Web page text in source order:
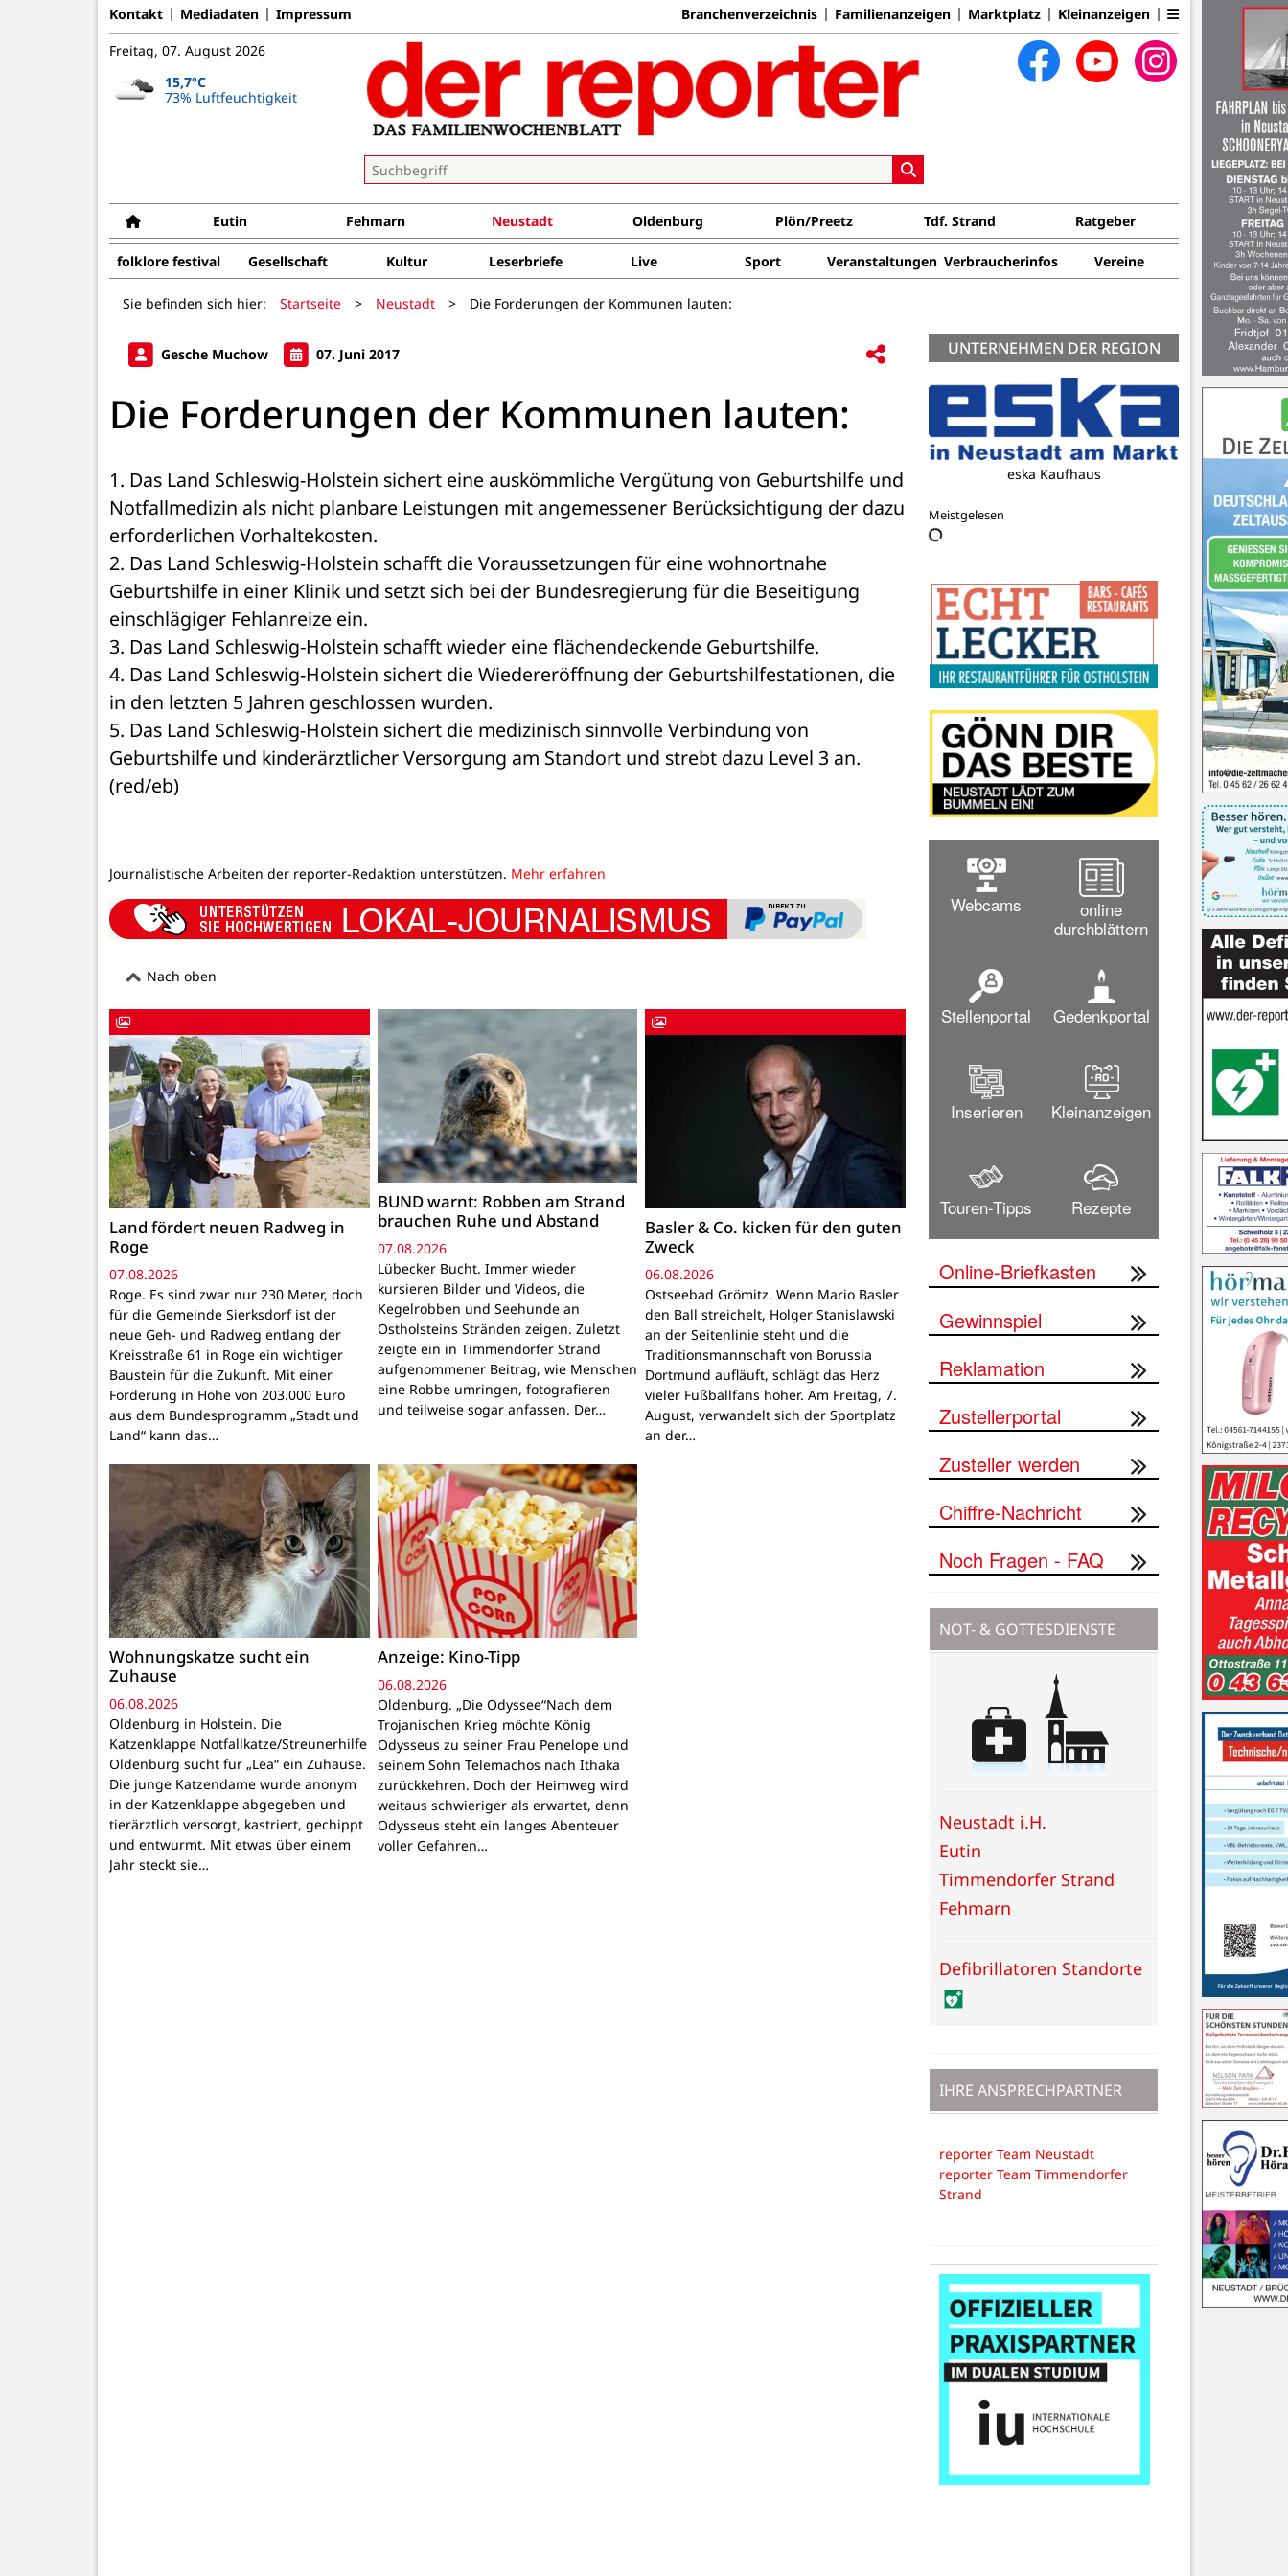
Kontakt Mediadaten Impressum Branchenverzeichnis Familienanzeigen Marktplatz Kleinanzeigen
Freitag, 07. August 2026
15,7°C
73% Luftfeuchtigkeit
Eutin Fehmarn Neustadt Oldenburg Plön/Preetz Tdf. Strand Ratgeber
folklore festival Gesellschaft Kultur Leserbriefe Live Sport Veranstaltungen Verbraucherinfos Vereine
Sie befinden sich hier: Startseite > Neustadt > Die Forderungen der Kommunen lauten:
Gesche Muchow 07. Juni 2017
Die Forderungen der Kommunen lauten:
1. Das Land Schleswig-Holstein sichert eine auskömmliche Vergütung von Geburtshilfe und
Notfallmedizin als nicht planbare Leistungen mit angemessener Berücksichtigung der dazu
erforderlichen Vorhaltekosten.
2. Das Land Schleswig-Holstein schafft die Voraussetzungen für eine wohnortnahe
Geburtshilfe in einer Klinik und setzt sich bei der Bundesregierung für die Beseitigung
einschlägiger Fehlanreize ein.
3. Das Land Schleswig-Holstein schafft wieder eine flächendeckende Geburtshilfe.
4. Das Land Schleswig-Holstein sichert die Wiedereröffnung der Geburtshilfestationen, die
in den letzten 5 Jahren geschlossen wurden.
5. Das Land Schleswig-Holstein sichert die medizinisch sinnvolle Verbindung von
Geburtshilfe und kinderärztlicher Versorgung am Standort und strebt dazu Level 3 an.
(red/eb)
Journalistische Arbeiten der reporter-Redaktion unterstützen. Mehr erfahren
Nach oben
Land fördert neuen Radweg in
Roge
07.08.2026
Roge. Es sind zwar nur 230 Meter, doch
für die Gemeinde Sierksdorf ist der
neue Geh- und Radweg entlang der
Kreisstraße 61 in Roge ein wichtiger
Baustein für die Zukunft. Mit einer
Förderung in Höhe von 203.000 Euro
aus dem Bundesprogramm „Stadt und
Land“ kann das…
BUND warnt: Robben am Strand
brauchen Ruhe und Abstand
07.08.2026
Lübecker Bucht. Immer wieder
kursieren Bilder und Videos, die
Kegelrobben und Seehunde an
Ostholsteins Stränden zeigen. Zuletzt
zeigte ein in Timmendorfer Strand
aufgenommener Beitrag, wie Menschen
eine Robbe umringen, fotografieren
und teilweise sogar anfassen. Der…
Basler & Co. kicken für den guten
Zweck
06.08.2026
Ostseebad Grömitz. Wenn Mario Basler
den Ball streichelt, Holger Stanislawski
an der Seitenlinie steht und die
Traditionsmannschaft von Borussia
Dortmund aufläuft, schlägt das Herz
vieler Fußballfans höher. Am Freitag, 7.
August, verwandelt sich der Sportplatz
an der…
Wohnungskatze sucht ein
Zuhause
06.08.2026
Oldenburg in Holstein. Die
Katzenklappe Notfallkatze/Streunerhilfe
Oldenburg sucht für „Lea“ ein Zuhause.
Die junge Katzendame wurde anonym
in der Katzenklappe abgegeben und
tierärztlich versorgt, kastriert, gechippt
und entwurmt. Mit etwas über einem
Jahr steckt sie…
Anzeige: Kino-Tipp
06.08.2026
Oldenburg. „Die Odyssee“Nach dem
Trojanischen Krieg möchte König
Odysseus zu seiner Frau Penelope und
seinem Sohn Telemachos nach Ithaka
zurückkehren. Doch der Heimweg wird
weitaus schwieriger als erwartet, denn
Odysseus steht ein langes Abenteuer
voller Gefahren…
UNTERNEHMEN DER REGION
Kiebitzberg
Meistgelesen
Webcams
online
durchblättern
Stellenportal Gedenkportal
Inserieren Kleinanzeigen
Touren-Tipps Rezepte
Online-Briefkasten
Gewinnspiel
Reklamation
Zustellerportal
Zusteller werden
Chiffre-Nachricht
Noch Fragen - FAQ
NOT- & GOTTESDIENSTE
Neustadt i.H.
Eutin
Timmendorfer Strand
Fehmarn
Defibrillatoren Standorte
IHRE ANSPRECHPARTNER
reporter Team Neustadt
reporter Team Timmendorfer
Strand